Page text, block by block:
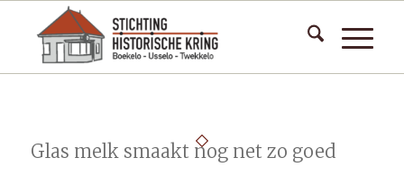
Glas melk smaakt nog net zo goed